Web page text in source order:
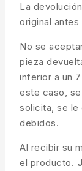
La
original
No se
pieza
inferior a un
este caso,
solicita, se le
debidos.
Al recibir su
el producto.